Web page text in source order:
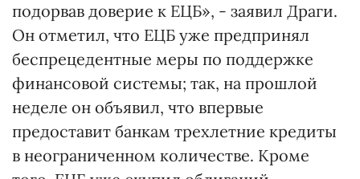
подорвав доверие к ЕЦБ», - заявил Драги.
Он отметил, что ЕЦБ уже предпринял
беспрецедентные меры по поддержке
финансовой системы; так, на прошлой
неделе он объявил, что впервые
предоставит банкам трехлетние кредиты
в неограниченном количестве. Кроме